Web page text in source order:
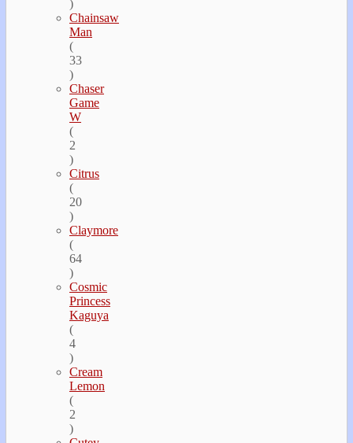
)
Chainsaw
Man
(
33
)
Chaser
Game
W
(
2
)
Citrus
(
20
)
Claymore
(
64
)
Cosmic
Princess
Kaguya
(
4
)
Cream
Lemon
(
2
)